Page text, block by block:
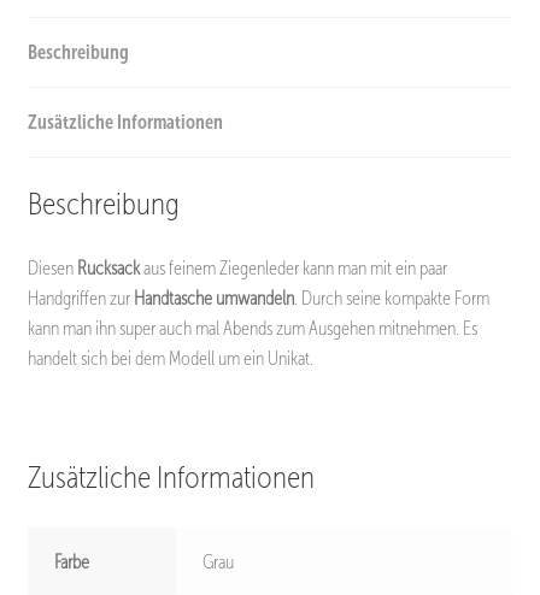
Beschreibung
Zusätzliche Informationen
Beschreibung
Diesen Rucksackaus feinem Ziegenleder kann man mit ein paar
Handgriffen zur Handtasche umwandeln. Durch seine kompakte Form
kann man ihn super auch mal Abends zum Ausgehen mitnehmen. Es
handelt sich bei dem Modell um ein Unikat.
Zusätzliche Informationen
Farbe Grau